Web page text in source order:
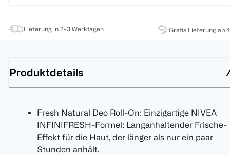
Lieferung in 2-3 Werktagen Gratis Lieferung ab
Produktdetails
Fresh Natural Deo Roll-On: Einzigartige NIVEA
INFINIFRESH-Formel: Langanhaltender Frische-
Effekt für die Haut, der länger als nur ein paar
Stunden anhält.